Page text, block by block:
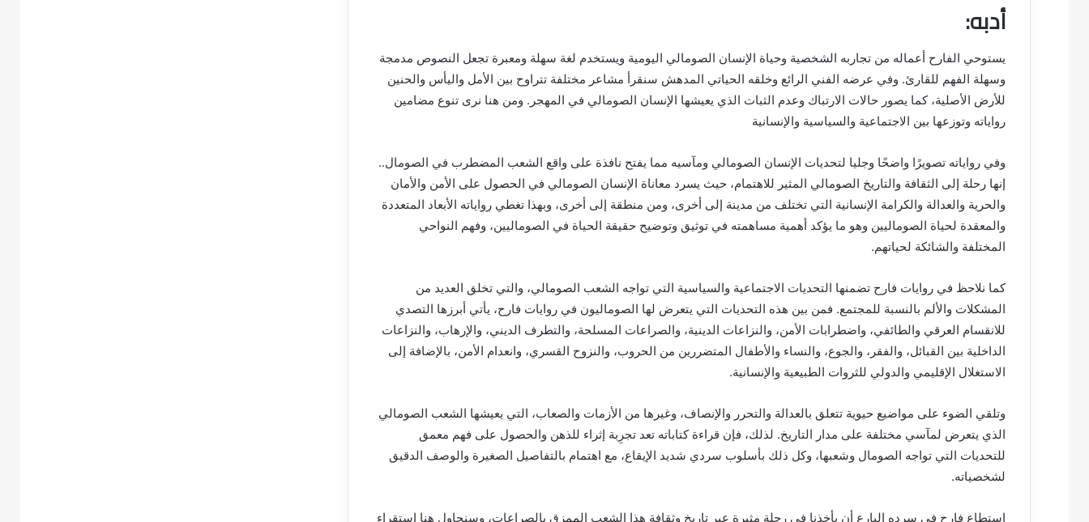
أدبه:
يستوحي الفارح أعماله من تجاربه الشخصية وحياة الإنسان الصومالي اليومية ويستخدم لغة سهلة ومعبرة تجعل النصوص مدمجة
وسهلة الفهم للقارئ. وفي عرضه الفني الرائع وخلقه الحياتي المدهش سنقرأ مشاعر مختلفة تتراوح بين الأمل واليأس والحنين
للأرض الأصلية، كما يصور حالات الارتباك وعدم الثبات الذي يعيشها الإنسان الصومالي في المهجر. ومن هنا نرى تنوع مضامين
رواياته وتوزعها بين الاجتماعية والسياسية والإنسانية
وفي رواياته تصويرًا واضحًا وجليا لتحديات الإنسان الصومالي ومآسيه مما يفتح نافذة على واقع الشعب المضطرب في الصومال..
إنها رحلة إلى الثقافة والتاريخ الصومالي المثير للاهتمام، حيث يسرد معاناة الإنسان الصومالي في الحصول على الأمن والأمان
والحرية والعدالة والكرامة الإنسانية التي تختلف من مدينة إلى أخرى، ومن منطقة إلى أخرى، وبهذا تغطي رواياته الأبعاد المتعددة
والمعقدة لحياة الصوماليين وهو ما يؤكد أهمية مساهمته في توثيق وتوضيح حقيقة الحياة في الصوماليين، وفهم النواحي
المختلفة والشائكة لحياتهم.
كما نلاحظ في روايات فارح تضمنها التحديات الاجتماعية والسياسية التي تواجه الشعب الصومالي، والتي تخلق العديد من
المشكلات والألم بالنسبة للمجتمع. فمن بين هذه التحديات التي يتعرض لها الصوماليون في روايات فارح، يأتي أبرزها التصدي
للانقسام العرقي والطائفي، واضطرابات الأمن، والنزاعات الدينية، والصراعات المسلحة، والتطرف الديني، والإرهاب، والنزاعات
الداخلية بين القبائل، والفقر، والجوع، والنساء والأطفال المتضررين من الحروب، والنزوح القسري، وانعدام الأمن، بالإضافة إلى
الاستغلال الإقليمي والدولي للثروات الطبيعية والإنسانية.
وتلقي الضوء على مواضيع حيوية تتعلق بالعدالة والتحرر والإنصاف، وغيرها من الأزمات والصعاب، التي يعيشها الشعب الصومالي
الذي يتعرض لمآسي مختلفة على مدار التاريخ. لذلك، فإن قراءة كتاباته تعد تجرِبة إثراء للذهن والحصول على فهم معمق
للتحديات التي تواجه الصومال وشعبها، وكل ذلك بأسلوب سردي شديد الإيقاع، مع اهتمام بالتفاصيل الصغيرة والوصف الدقيق
لشخصياته.
استطاع فارح في سرده البارع أن يأخذنا في رحلة مثيرة عبر تاريخ وثقافة هذا الشعب الممزق بالصراعات، وسنحاول هنا استقراء